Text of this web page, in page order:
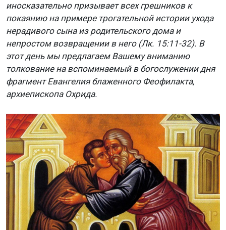
иносказательно призывает всех грешников к
покаянию на примере трогательной истории ухода
нерадивого сына из родительского дома и
непростом возвращении в него (Лк. 15:11-32). В
этот день мы предлагаем Вашему вниманию
толкование на вспоминаемый в богослужении дня
фрагмент Евангелия блаженного Феофилакта,
архиепископа Охрида.